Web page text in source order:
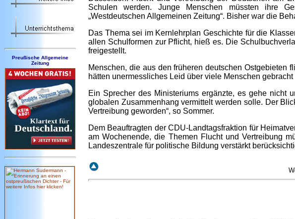
Preußische Allgemeine
Zeitung
Schulen werden. Junge Menschen müssten ihre
„Westdeutschen Allgemeinen Zeitung“. Bisher war die
Das Thema sei im Kernlehrplan Geschichte für die
allen Schulformen zur Pflicht, hieß es. Die
freigestellt.
Menschen, die aus den früheren deutschen Ostgebieten
hätten unermessliches Leid über viele Menschen
Ein Sprecher des Ministeriums ergänzte, es gehe nicht
globalen Zusammenhang vermittelt werden solle. Der
Vertreibung geworden“, so Sommer.
Dem Beauftragten der CDU-Landtagsfraktion für
am Wochenende, die Themen Flucht und Vertreibung
Landeszentrale für politische Bildung verstärkt